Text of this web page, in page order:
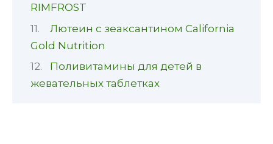
RIMFROST
Лютеин с зеаксантином California
Gold Nutrition
Поливитамины для детей в
жевательных таблетках